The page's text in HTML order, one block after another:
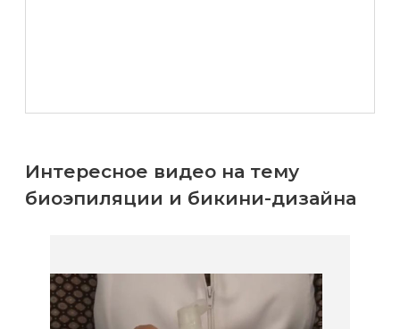
Интересное видео на тему
биоэпиляции и бикини-дизайна